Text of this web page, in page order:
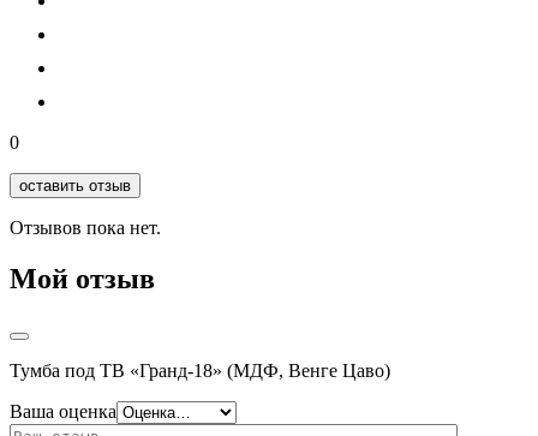
0
оставить отзыв
Отзывов пока нет.
Мой отзыв
Тумба под ТВ «Гранд-18» (МДФ, Венге Цаво)
Ваша оценка